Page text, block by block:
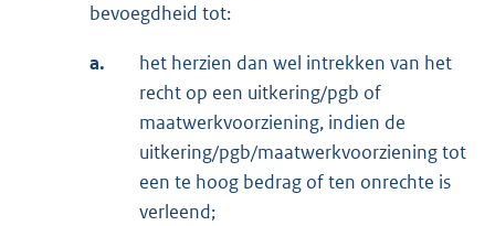
bevoegdheid tot:
a.
het herzien dan wel intrekken van het
recht op een uitkering/pgb of
maatwerkvoorziening, indien de
uitkering/pgb/maatwerkvoorziening tot
een te hoog bedrag of ten onrechte is
verleend;